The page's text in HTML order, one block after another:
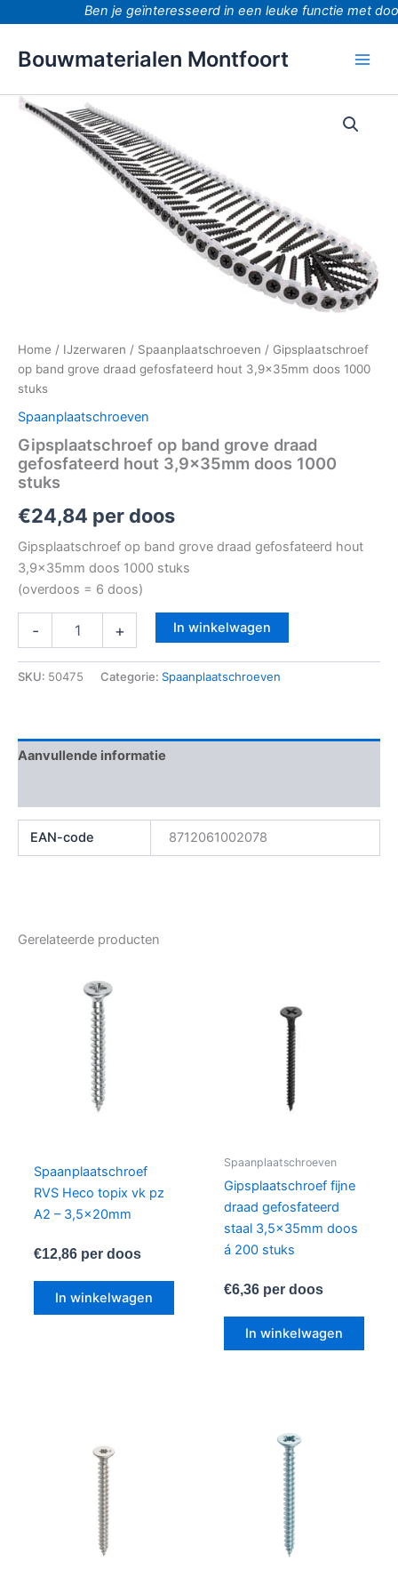
Ben je geïnteresseerd in een leuke functie met
Bouwmaterialen Montfoort
Home / IJzerwaren / Spaanplaatschroeven / Gipsplaatschroef
op band grove draad gefosfateerd hout 3,9x35mm doos 1000
stuks
Spaanplaatschroeven
Gipsplaatschroef op band grove draad
gefosfateerd hout 3,9x35mm doos 1000
stuks
€24,84 per doos
Gipsplaatschroef op band grove draad gefosfateerd hout
3,9x35mm doos 1000 stuks
(overdoos = 6 doos)
-
Gipsplaatschroef
+ In winkelwagen
SKU: 50475 Categorie: Spaanplaatschroeven
Aanvullende informatie
EAN-code 8712061002078
Gerelateerde producten
Spaanplaatschroef
RVS Heco topix vk pz
A2 – 3,5x20mm
€12,86per doos
In winkelwagen
Spaanplaatschroeven
Gipsplaatschroef fijne
draad gefosfateerd
staal 3,5x35mm doos
á 200 stuks
€6,36per doos
In winkelwagen